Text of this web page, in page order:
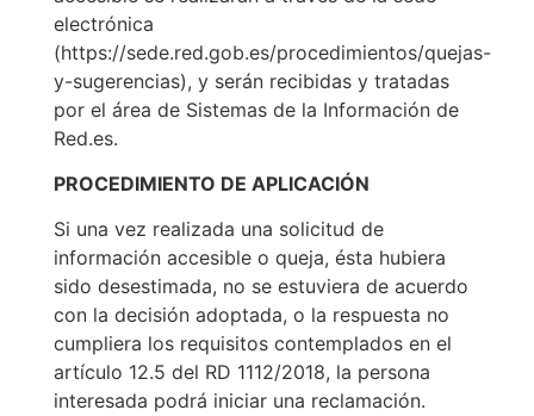
electrónica
(https://sede.red.gob.es/procedimientos/quejas-
y-sugerencias), y serán recibidas y tratadas
por el área de Sistemas de la Información de
Red.es.
PROCEDIMIENTO DE APLICACIÓN
Si una vez realizada una solicitud de
información accesible o queja, ésta hubiera
sido desestimada, no se estuviera de acuerdo
con la decisión adoptada, o la respuesta no
cumpliera los requisitos contemplados en el
artículo 12.5 del RD 1112/2018, la persona
interesada podrá iniciar una reclamación.